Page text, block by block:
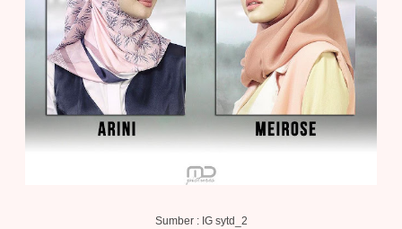
Sumber : IG sytd_2